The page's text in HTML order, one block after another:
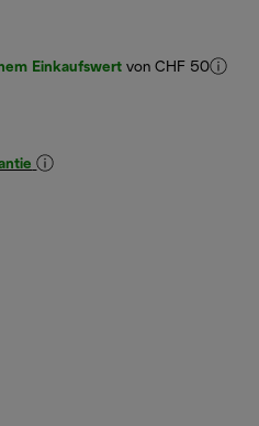
Einkaufswert von CHF 50